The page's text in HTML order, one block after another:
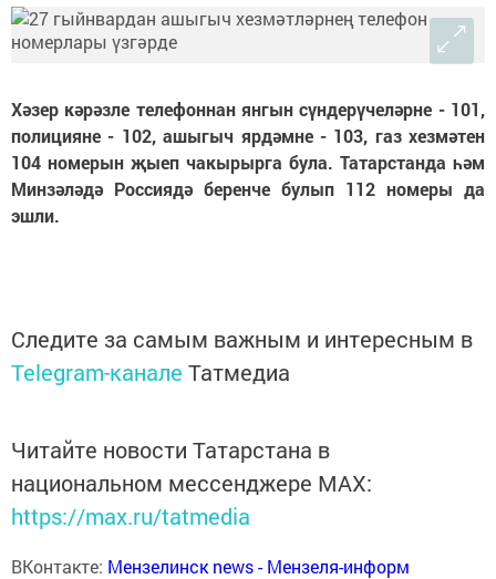
Хәзер кәрәзле телефоннан янгын сүндерүчеләрне - 101,
полицияне - 102, ашыгыч ярдәмне - 103, газ хезмәтен
104 номерын җыеп чакырырга була. Татарстанда һәм
Минзәләдә Россиядә беренче булып 112 номеры да
эшли.
Следите за самым важным и интересным в
Telegram-канале Татмедиа
Читайте новости Татарстана в
национальном мессенджере MАХ:
https://max.ru/tatmedia
ВКонтакте: Мензелинск news - Мензеля-информ